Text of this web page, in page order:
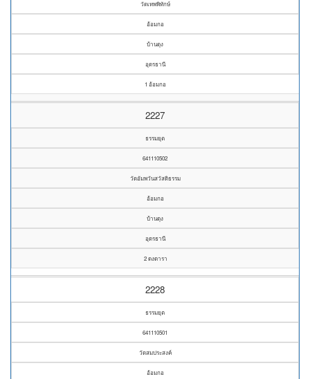
วัดเทพพิทักษ์
อ้อมกอ
บ้านดุง
อุดรธานี
1 อ้อมกอ
2227
ธรรมยุต
641110502
วัดอัมพวันสวัสดิธรรม
อ้อมกอ
บ้านดุง
อุดรธานี
2 ดงดารา
2228
ธรรมยุต
641110501
วัดสมประสงค์
อ้อมกอ